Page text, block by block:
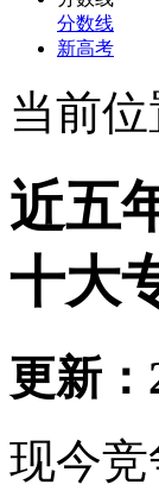
分数线
新高考
当前位
近五
十大
更新：
现今